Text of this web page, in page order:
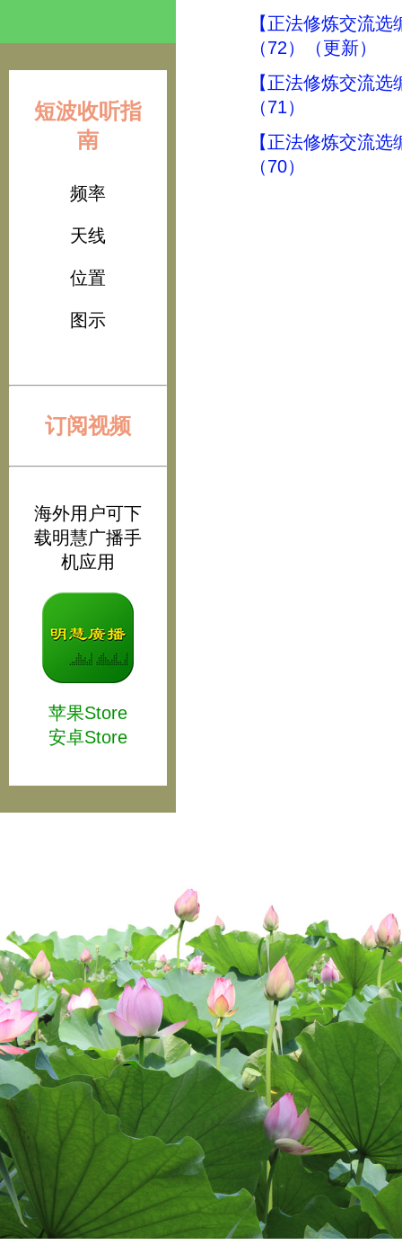
短波收听指
南
频率
天线
位置
图示
订阅视频
海外用户可下
载明慧广播手
机应用
苹果Store
安卓Store
【正法修炼交流
（72）（更新）
【正法修炼交流
（71）
【正法修炼交流
（70）